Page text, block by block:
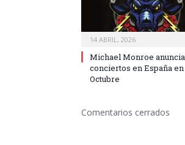
14 ABRIL, 2026
Michael Monroe anuncia
conciertos en España en
Octubre
Comentarios cerrados